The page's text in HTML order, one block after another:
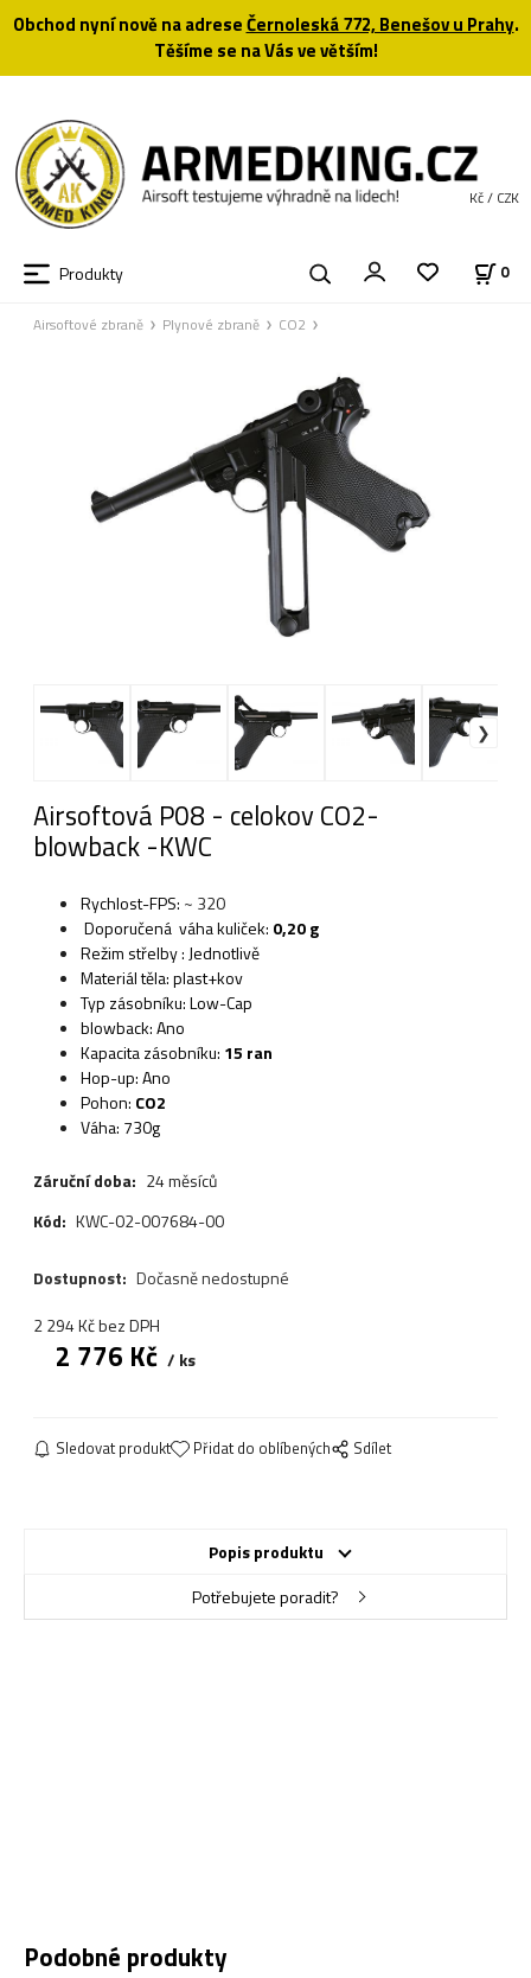
Obchod nyní nově na adreseČernoleská 772, Benešov u Prahy.
Těšíme se na Vás ve větším!
Produkty 0
Kč / CZK
Airsoftové zbraně Plynové zbraně CO2
Airsoftová P08 - celokov CO2-
blowback -KWC
Rychlost-FPS: ~ 320
Doporučená váha kuliček: 0,20 g
Režim střelby : Jednotlivě
Materiál těla: plast+kov
Typ zásobníku: Low-Cap
blowback: Ano
Kapacita zásobníku: 15 ran
Hop-up: Ano
Pohon: CO2
Váha: 730g
Záruční doba: 24 měsíců
Kód: KWC-02-007684-00
Dostupnost: Dočasně nedostupné
2 294Kčbez DPH
2 776 Kč ks
Sledovat produkt Přidat do oblíbených Sdílet
Popis produktu
Potřebujete poradit?
Podobné produkty